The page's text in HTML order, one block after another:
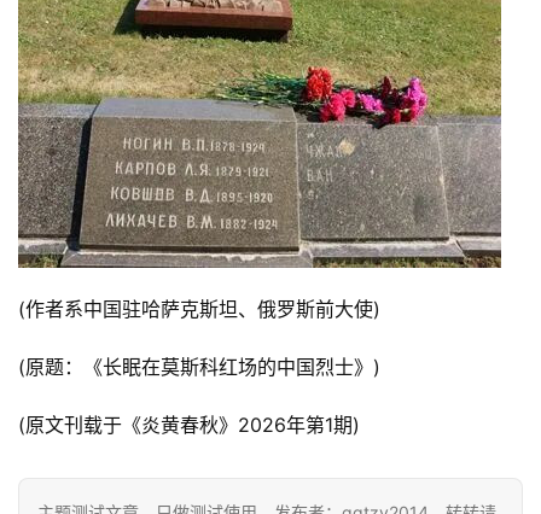
(作者系中国驻哈萨克斯坦、俄罗斯前大使)
(原题：《长眠在莫斯科红场的中国烈士》)
(原文刊载于《炎黄春秋》2026年第1期)